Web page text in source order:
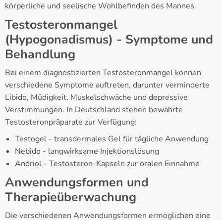
körperliche und seelische Wohlbefinden des Mannes.
Testosteronmangel
(Hypogonadismus) - Symptome und
Behandlung
Bei einem diagnostizierten Testosteronmangel können
verschiedene Symptome auftreten, darunter verminderte
Libido, Müdigkeit, Muskelschwäche und depressive
Verstimmungen. In Deutschland stehen bewährte
Testosteronpräparate zur Verfügung:
Testogel - transdermales Gel für tägliche Anwendung
Nebido - langwirksame Injektionslösung
Andriol - Testosteron-Kapseln zur oralen Einnahme
Anwendungsformen und
Therapieüberwachung
Die verschiedenen Anwendungsformen ermöglichen eine